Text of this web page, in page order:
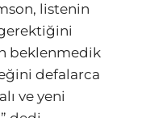
listenin
beklenmedik
defalarca
ve yeni